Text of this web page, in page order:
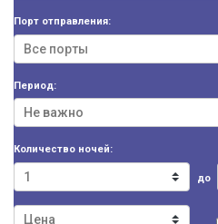
Порт отправления:
Период:
Количество ночей:
до